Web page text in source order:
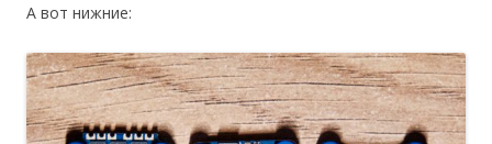
А вот нижние: